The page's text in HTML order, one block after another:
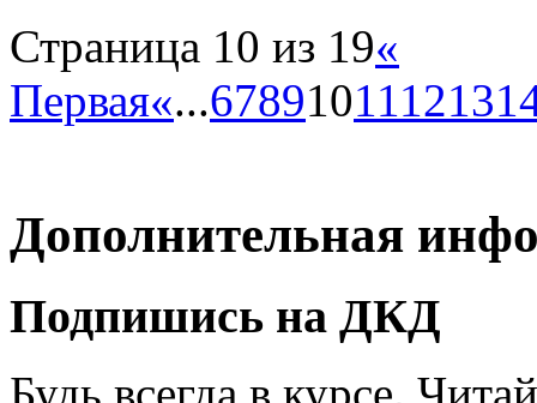
Страница 10 из 19«
Первая«...678910111213
Дополнительная
Подпишись на ДКД